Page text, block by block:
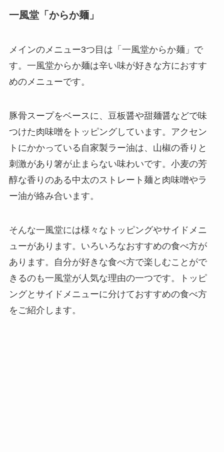
一風堂「からか麺」
メインのメニュー3つ目は「一風堂からか麺」で
す。一風堂からか麺は辛い味が好きな方におすす
めのメニューです。
豚骨スープをベースに、豆板醤や甜麺醤などで味
つけた肉味噌をトッピングしています。アクセン
トにかかっている自家製ラー油は、山椒の香りと
刺激があり箸が止まらない味わいです。小麦の芳
醇な香りのある中太のストレート麺と肉味噌やラ
ー油が絡み合います。
そんな一風堂には様々なトッピングやサイドメニ
ューがあります。いろいろなおすすめの食べ方が
あります。自分が好きな食べ方で楽しむことがで
きるのも一風堂が人気な理由の一つです。トッピ
ングとサイドメニューに分けておすすめの食べ方
をご紹介します。